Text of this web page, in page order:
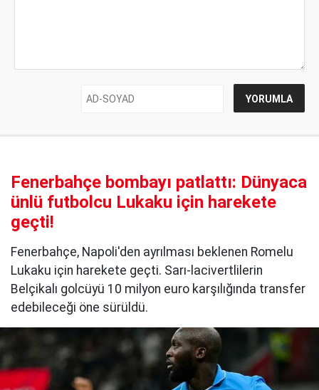
Fenerbahçe bombayı patlattı: Dünyaca
ünlü futbolcu Lukaku için harekete
geçti!
Fenerbahçe, Napoli'den ayrılması beklenen Romelu
Lukaku için harekete geçti. Sarı-lacivertlilerin
Belçikalı golcüyü 10 milyon euro karşılığında transfer
edebileceği öne sürüldü.